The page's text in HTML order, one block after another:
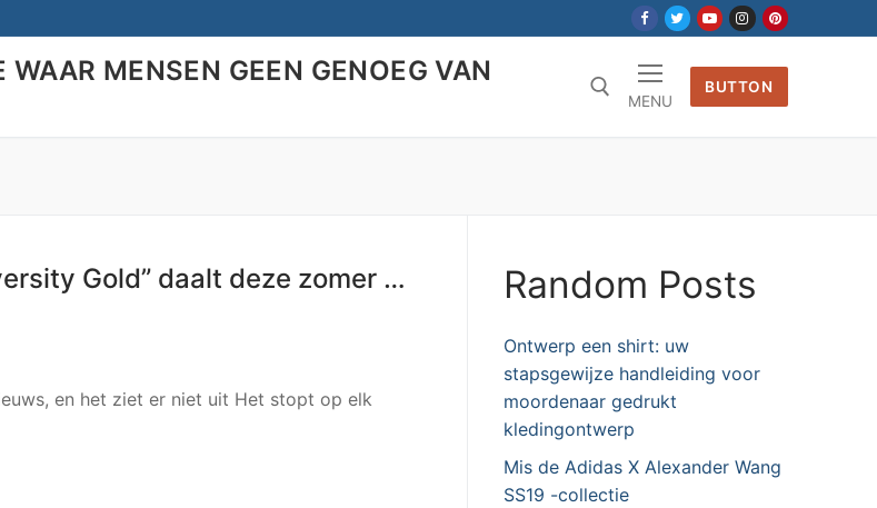
MENSEN GEEN GENOEG VAN
MENU
BUTTON
Gold” daalt deze zomer …
en het ziet er niet uit Het stopt op elk
Random Posts
Ontwerp een shirt: uw
stapsgewijze handleiding voor
moordenaar gedrukt
kledingontwerp
Mis de Adidas X Alexander Wang
SS19 -collectie